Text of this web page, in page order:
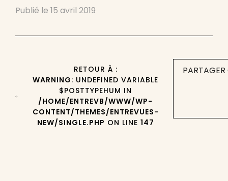
Publié le 15 avril 2019
RETOUR À :
WARNING: UNDEFINED VARIABLE
$POSTTYPEHUM IN
/HOME/ENTREVB/WWW/WP-
CONTENT/THEMES/ENTREVUES-
NEW/SINGLE.PHP ON LINE 147